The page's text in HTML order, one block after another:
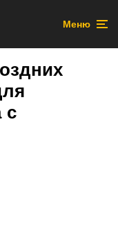
Меню
с